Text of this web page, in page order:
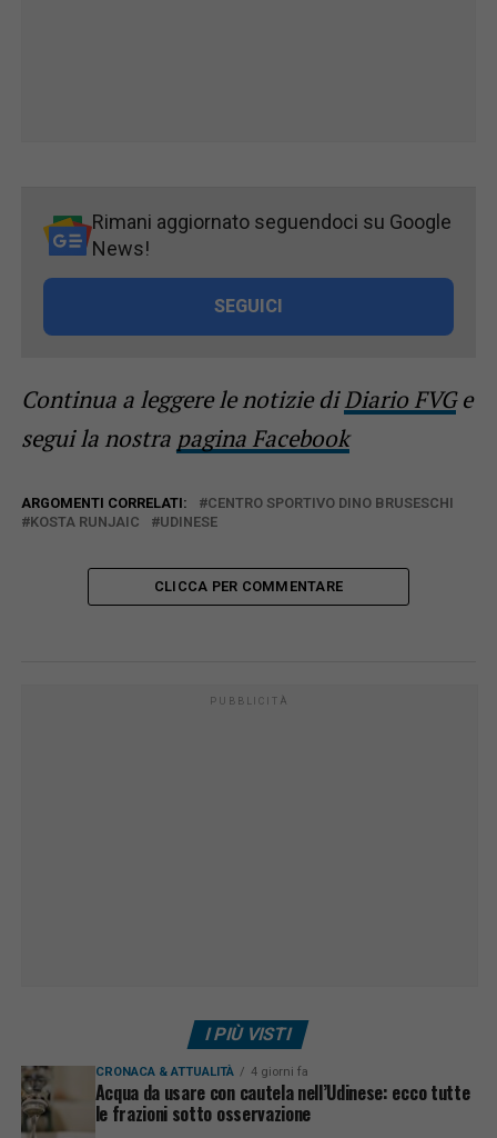
Rimani aggiornato seguendoci su Google
News!
SEGUICI
Continua a leggere le notizie diDiario FVGe
segui la nostra pagina Facebook
ARGOMENTI CORRELATI:
CENTRO SPORTIVO DINO BRUSESCHI
KOSTA RUNJAIC
UDINESE
CLICCA PER COMMENTARE
PUBBLICITÀ
I PIÙ VISTI
CRONACA & ATTUALITÀ 4 giorni fa
Acqua da usare con cautela nell’Udinese: ecco tutte
le frazioni sotto osservazione